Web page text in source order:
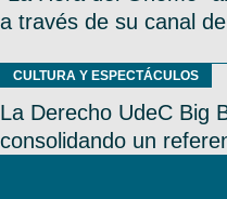
a través de su canal
CULTURA Y ESPECTÁCULOS
La Derecho UdeC Big
consolidando un